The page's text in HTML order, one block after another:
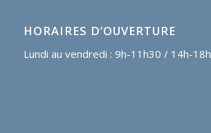
HORAIRES D’OUVERTURE
Lundi au vendredi : 9h-11h30 / 14h-18h